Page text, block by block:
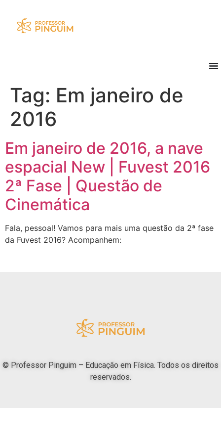
Tag: Em janeiro de
2016
Em janeiro de 2016, a nave
espacial New | Fuvest 2016
2ª Fase | Questão de
Cinemática
Fala, pessoal! Vamos para mais uma questão da 2ª fase
da Fuvest 2016? Acompanhem:
© Professor Pinguim – Educação em Física. Todos os direitos
reservados.